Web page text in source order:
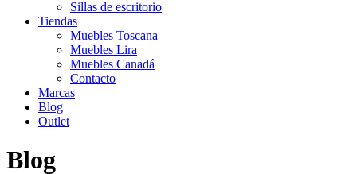
Sillas de escritorio
Tiendas
Muebles Toscana
Muebles Lira
Muebles Canadá
Contacto
Marcas
Blog
Outlet
Blog